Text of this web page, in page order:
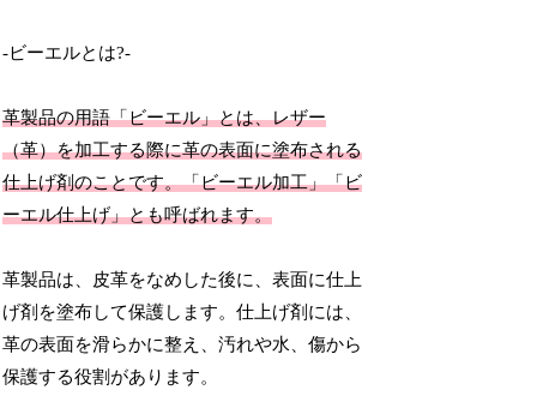
-ビーエルとは?-
革製品の用語「ビーエル」とは、レザー
（革）を加工する際に革の表面に塗布される
仕上げ剤のことです。「ビーエル加工」「ビ
ーエル仕上げ」とも呼ばれます。
革製品は、皮革をなめした後に、表面に仕上
げ剤を塗布して保護します。仕上げ剤には、
革の表面を滑らかに整え、汚れや水、傷から
保護する役割があります。